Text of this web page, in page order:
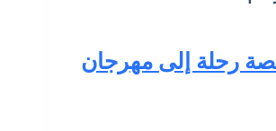
رحلة إلى مهرجان